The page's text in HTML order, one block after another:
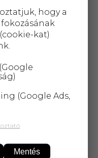
ingyenes kiszállítás!
hogy a
kat)
(Google Ads,
Mentés